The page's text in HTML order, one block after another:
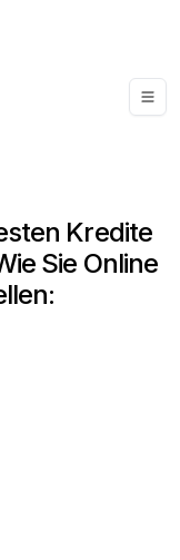
Kredite
Sie Online